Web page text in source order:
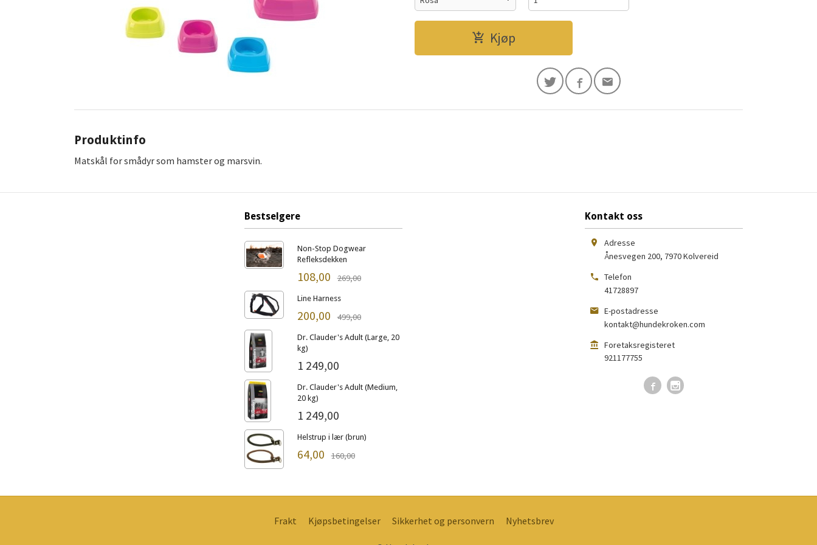
Kjøp
Produktinfo
Matskål for smådyr som hamster og marsvin.
Bestselgere
Non-Stop Dogwear
Refleksdekken
108,00 269,00
Line Harness
200,00 499,00
Dr. Clauder's Adult (Large, 20
kg)
1 249,00
Dr. Clauder's Adult (Medium,
20 kg)
1 249,00
Helstrup i lær (brun)
64,00 160,00
Kontakt oss
Adresse
Ånesvegen 200, 7970Kolvereid
Telefon
41728897
E-postadresse
kontakt@hundekroken.com
Foretaksregisteret
921177755
Frakt Kjøpsbetingelser Sikkerhet og personvern Nyhetsbrev